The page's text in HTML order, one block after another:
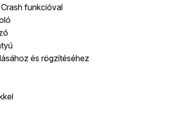
funkcióval
és rögzítéséhez